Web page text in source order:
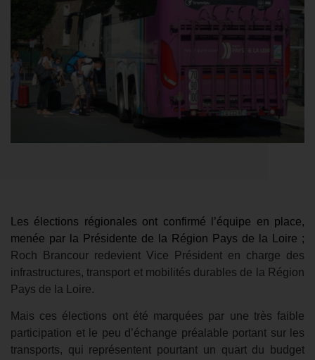
Les élections régionales ont confirmé l’équipe en place,
menée par la Présidente de la Région Pays de la Loire ;
Roch Brancour redevient Vice Président en charge des
infrastructures, transport et mobilités durables de la Région
Pays de la Loire.
Mais ces élections ont été marquées par une très faible
participation et le peu d’échange préalable portant sur les
transports, qui représentent pourtant un quart du budget